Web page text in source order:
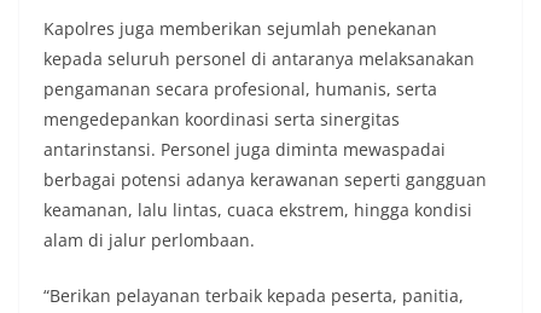
momentum bersejarah HUT Kemerdekaan
Republik Indonesia.‎Kegiatan sambang ini
rencananya akan terus dilaksanakan secara rutin
oleh Bhabinkamtibmas di wilayah Kelurahan
Sunggal sebagai bagian dari upaya menciptakan
situasi Kamtibmas yang aman dan kondusif,
sekaligus menumbuhkan semangat nasionalisme
warga dalam menyambut Hari Kemerdekaan RI.
Satres Narkoba Polres Asahan Amankan Pria
Pengedar Sabu, Sita 19,60 Gram Barang Satres
Sabu, Sita 19,60 Gram Barang Bukti
Kapolres juga memberikan sejumlah penekanan
kepada seluruh personel di antaranya melaksanakan
pengamanan secara profesional, humanis, serta
mengedepankan koordinasi serta sinergitas
antarinstansi. Personel juga diminta mewaspadai
berbagai potensi adanya kerawanan seperti gangguan
keamanan, lalu lintas, cuaca ekstrem, hingga kondisi
alam di jalur perlombaan.
“Berikan pelayanan terbaik kepada peserta, panitia,